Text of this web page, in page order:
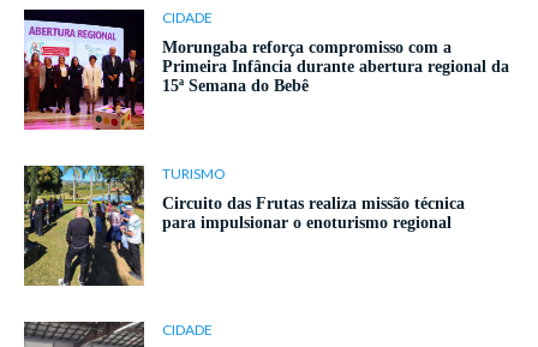
CIDADE
Morungaba reforça compromisso com a
Primeira Infância durante abertura regional da
15ª Semana do Bebê
TURISMO
Circuito das Frutas realiza missão técnica
para impulsionar o enoturismo regional
CIDADE